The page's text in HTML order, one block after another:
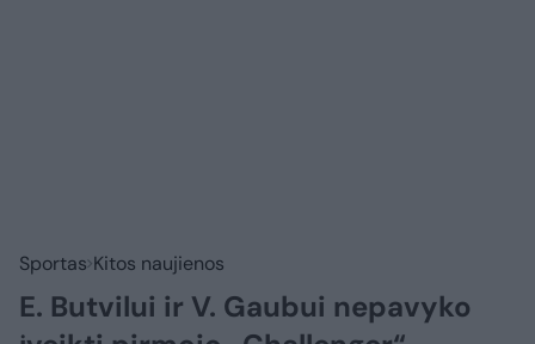
Sportas Kitos naujienos
E. Butvilui ir V. Gaubui nepavyko